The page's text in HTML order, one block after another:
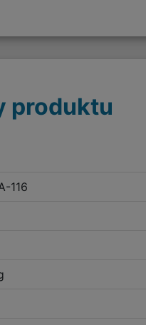
produktu
116